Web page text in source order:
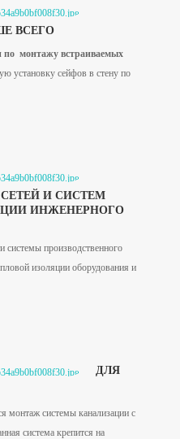
ВСЕГО
по монтажу встраиваемых
установку сейфов в стену по
И СИСТЕМ
ИНЖЕНЕРНОГО
системы производственного
изоляции оборудования и
ДЛЯ
монтаж системы канализации с
система крепится на